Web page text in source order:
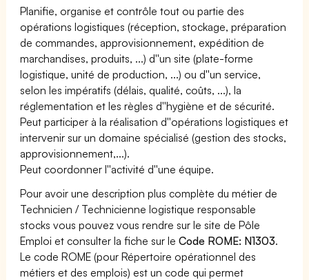
Planifie, organise et contrôle tout ou partie des
opérations logistiques (réception, stockage, préparation
de commandes, approvisionnement, expédition de
marchandises, produits, ...) d''un site (plate-forme
logistique, unité de production, ...) ou d''un service,
selon les impératifs (délais, qualité, coûts, ...), la
réglementation et les règles d''hygiène et de sécurité.
Peut participer à la réalisation d''opérations logistiques et
intervenir sur un domaine spécialisé (gestion des stocks,
approvisionnement,...).
Peut coordonner l''activité d''une équipe.
Pour avoir une description plus complète du métier de
Technicien / Technicienne logistique responsable
stocks vous pouvez vous rendre sur le site de Pôle
Emploi et consulter la fiche sur leCode ROME: N1303.
Le code ROME (pour Répertoire opérationnel des
métiers et des emplois) est un code qui permet